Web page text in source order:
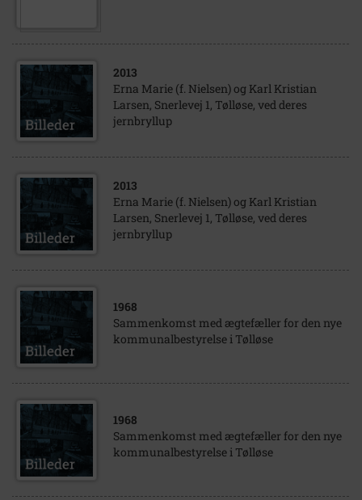
2013
Erna Marie (f. Nielsen) og Karl Kristian
Larsen, Snerlevej 1, Tølløse, ved deres
jernbryllup
2013
Erna Marie (f. Nielsen) og Karl Kristian
Larsen, Snerlevej 1, Tølløse, ved deres
jernbryllup
1968
Sammenkomst med ægtefæller for den nye
kommunalbestyrelse i Tølløse
1968
Sammenkomst med ægtefæller for den nye
kommunalbestyrelse i Tølløse